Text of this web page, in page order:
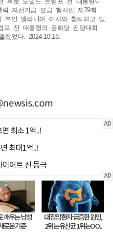
릭 자선기금 모금 행사인 제79회
부인 멜라니아 여사와 참석하고 있
전 대통령의 공화당 전당대회
었다. 2024.10.18.